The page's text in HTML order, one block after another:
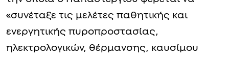
«συνέταξε τις μελέτες παθητικής και
ενεργητικής πυροπροστασίας,
ηλεκτρολογικών, θέρμανσης, καυσίμου